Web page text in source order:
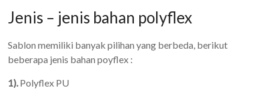
Jenis – jenis bahan polyflex
Sablon memiliki banyak pilihan yang berbeda, berikut
beberapa jenis bahan poyflex :
1). Polyflex PU